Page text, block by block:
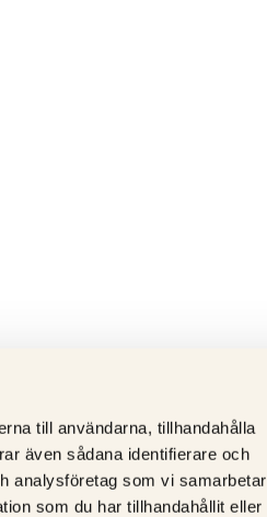
till användarna, tillhandahålla
även sådana identifierare och
analysföretag som vi samarbetar
som du har tillhandahållit eller